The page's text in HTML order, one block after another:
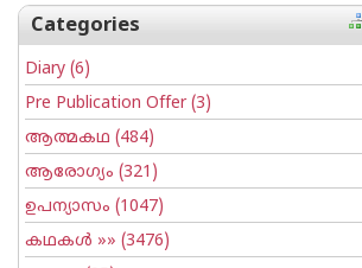
Categories
Diary (6)
Pre Publication Offer(3)
ആത്മകഥ (484)
ആരോഗ്യം (321)
ഉപന്യാസം (1047)
കഥകള്‍ »» (3476)